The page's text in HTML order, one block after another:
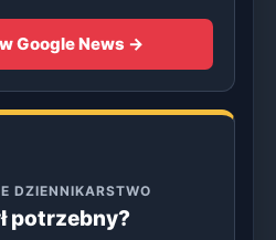
Google News →
DZIENNIKARSTWO
potrzebny?